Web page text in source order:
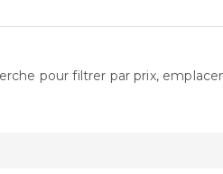
pour filtrer par prix,